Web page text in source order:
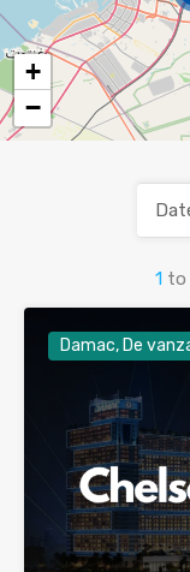
+
−
1 to
Damac, De